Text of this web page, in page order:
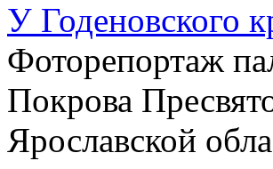
У Годеновского
Фоторепортаж
Покрова
Ярославской